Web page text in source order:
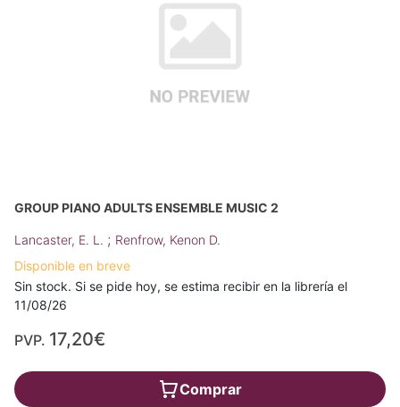
GROUP PIANO ADULTS ENSEMBLE MUSIC 2
Lancaster, E. L. ; Renfrow, Kenon D.
Disponible en breve
Sin stock. Si se pide hoy, se estima recibir en la librería el
11/08/26
PVP. 17,20€
Comprar